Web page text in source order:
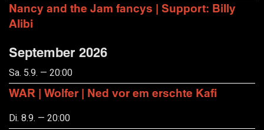
Nancy and the Jam fancys | Support: Billy
Alibi
September 2026
Sa. 5.9. — 20:00
WAR | Wolfer | Ned vor em erschte Kafi
Di. 8.9. — 20:00